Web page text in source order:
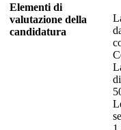
Elementi di
valutazione della
candidatura